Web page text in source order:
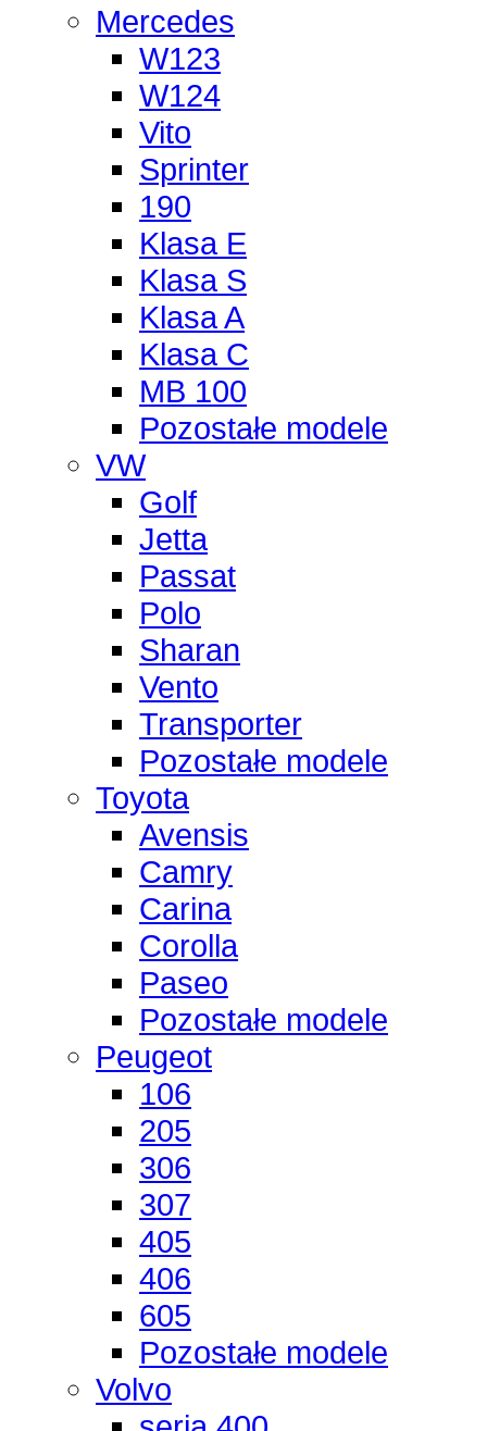
Mercedes
W123
W124
Vito
Sprinter
190
Klasa E
Klasa S
Klasa A
Klasa C
MB 100
Pozostałe modele
VW
Golf
Jetta
Passat
Polo
Sharan
Vento
Transporter
Pozostałe modele
Toyota
Avensis
Camry
Carina
Corolla
Paseo
Pozostałe modele
Peugeot
106
205
306
307
405
406
605
Pozostałe modele
Volvo